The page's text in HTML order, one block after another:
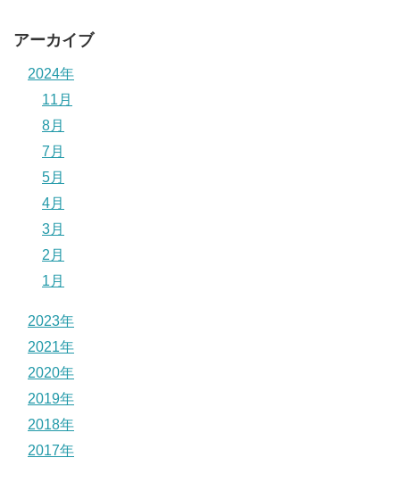
アーカイブ
2024年
11月
8月
7月
5月
4月
3月
2月
1月
2023年
2021年
2020年
2019年
2018年
2017年